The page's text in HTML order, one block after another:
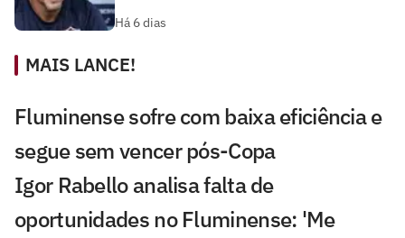
Há 6 dias
MAIS LANCE!
Fluminense sofre com baixa eficiência e
segue sem vencer pós-Copa
Igor Rabello analisa falta de
oportunidades no Fluminense: 'Me